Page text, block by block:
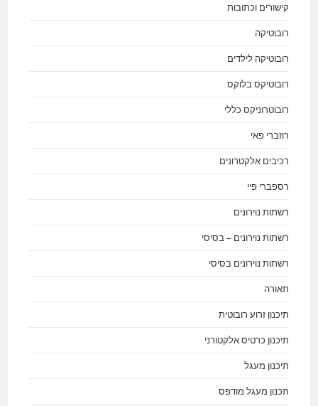
קישורים וכתובות
רובוטיקה
רובוטיקה לילדים
רובוטיקס בלוקס
רובוטרוניקס כללי
רוזברי פאי
רכיבים אלקטרונים
רספברי פיי
רשתות נוירונים
רשתות נוירונים – בסיסי
רשתות נוירונים בסיסי
תאורה
תיכנון זרוע רובוטית
תיכנון כרטיס אלקטורני
תיכנון מעגל
תכנון מעגל מודפס